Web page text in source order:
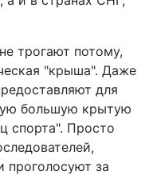
трогают потому,
"крыша". Даже
для
большую крытую
спорта". Просто
проголосуют за